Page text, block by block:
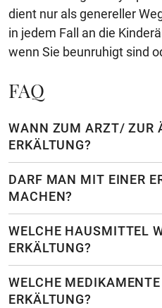
dient nur als genereller
in jedem Fall an die
wenn Sie beunruhigt sind
FAQ
WANN ZUM ARZT/ ZUR
ERKÄLTUNG?
DARF MAN MIT EINER
MACHEN?
WELCHE HAUSMITTEL
ERKÄLTUNG?
WELCHE
ERKÄLTUNG?